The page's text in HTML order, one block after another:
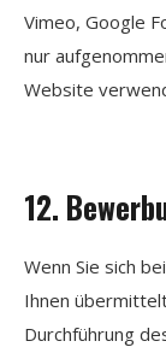
Vimeo, Google
nur
Website
12.
Wenn Sie sich
Ihnen
Durchführung